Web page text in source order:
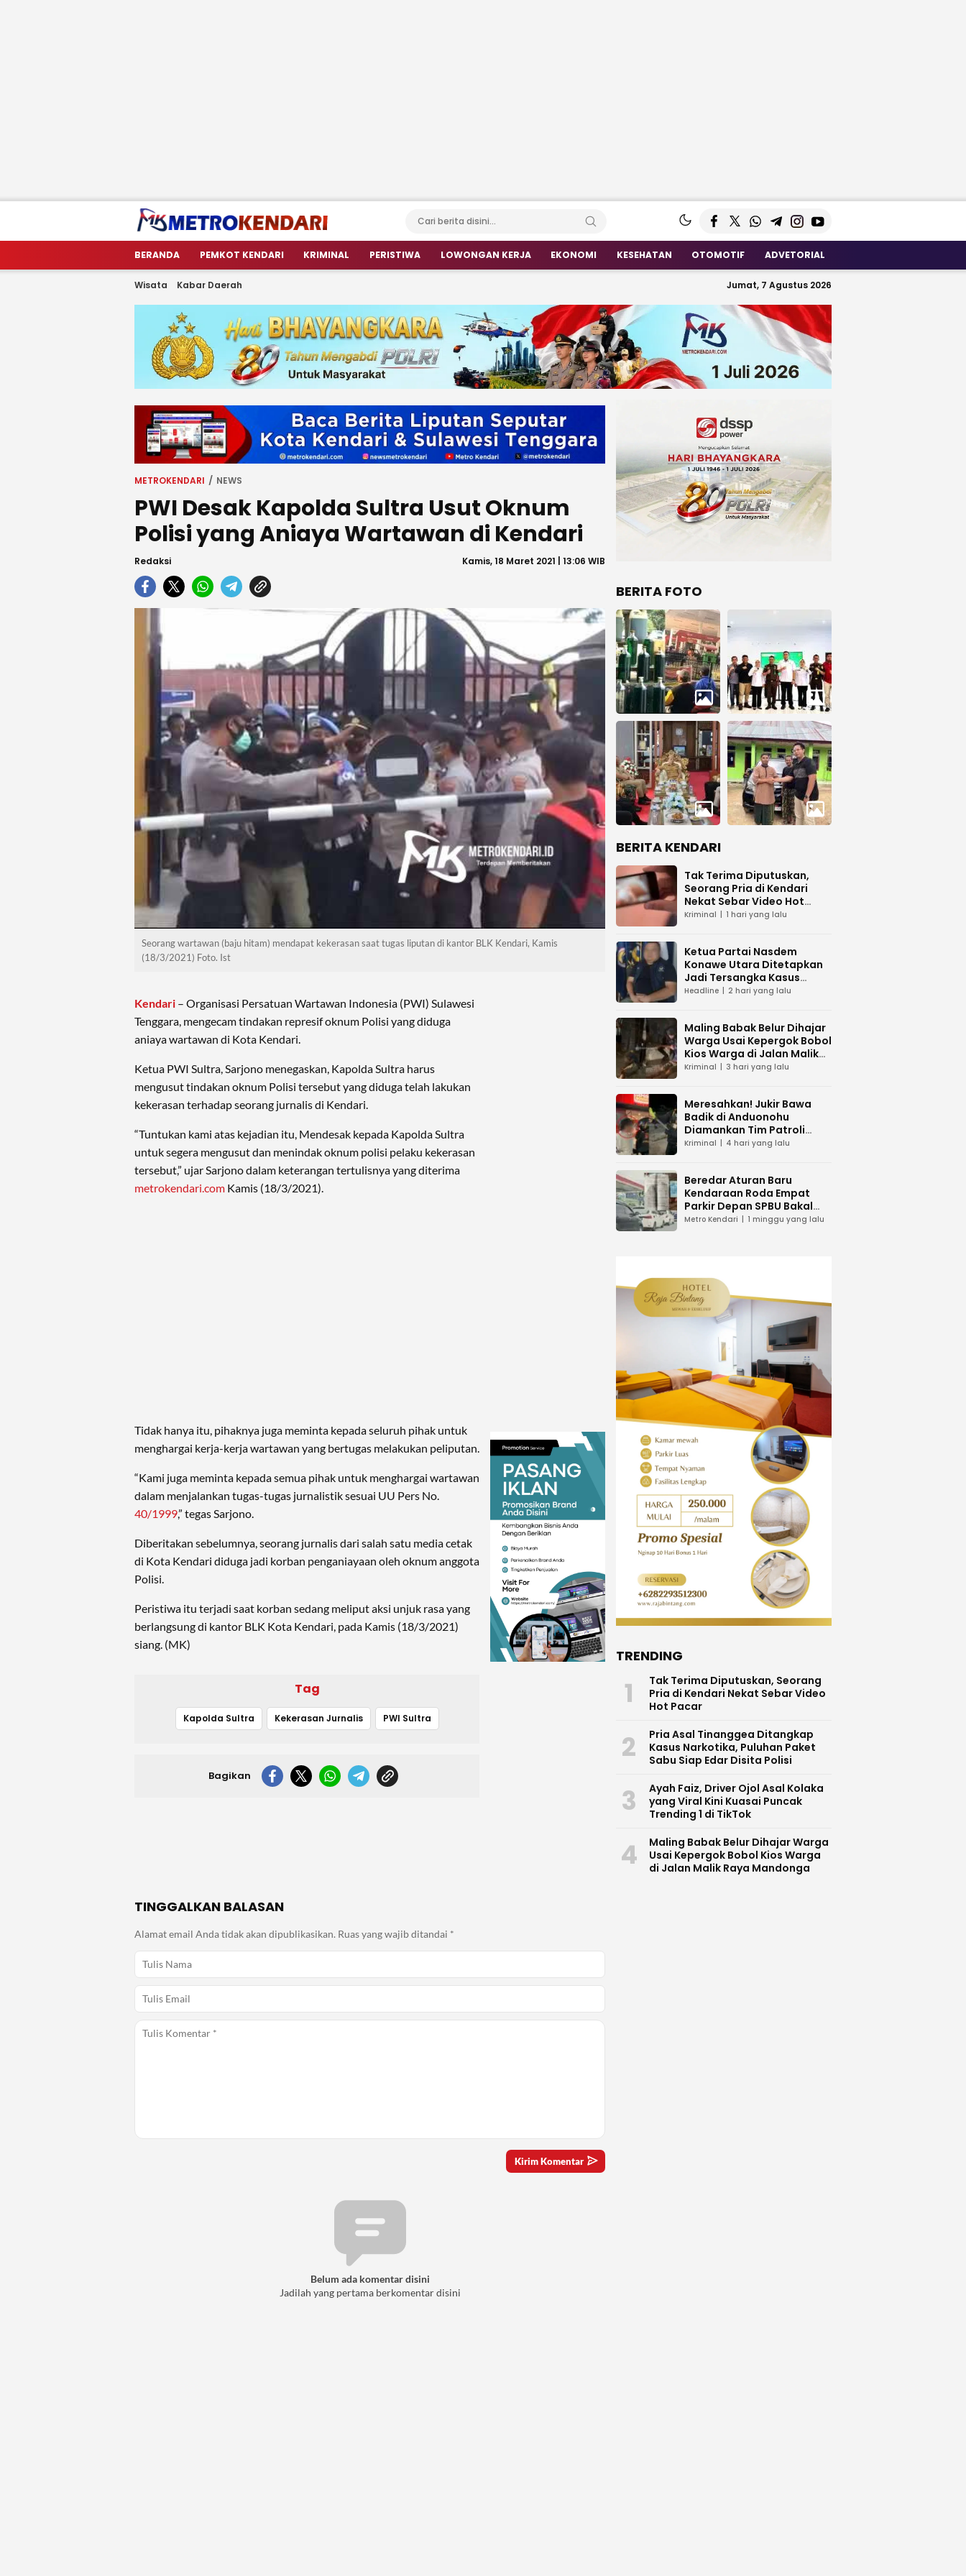
metrokendari
Berita Terkini Sulawesi Tenggara
BERANDA PEMKOT KENDARI KRIMINAL PERISTIWA LOWONGAN KERJA EKONOMI KESEHATAN OTOMOTIF ADVETORIAL
Wisata Kabar Daerah Jumat, 7 Agustus 2026
METROKENDARI NEWS
PWI Desak Kapolda Sultra Usut Oknum
Polisi yang Aniaya Wartawan di Kendari
Redaksi Kamis, 18 Maret 2021 | 13:06 WIB
Seorang wartawan (baju hitam) mendapat kekerasan saat tugas liputan di kantor BLK Kendari, Kamis
(18/3/2021) Foto. Ist
Kendari – Organisasi Persatuan Wartawan Indonesia (PWI) Sulawesi
Tenggara, mengecam tindakan represif oknum Polisi yang diduga
aniaya wartawan di Kota Kendari.
Ketua PWI Sultra, Sarjono menegaskan, Kapolda Sultra harus
mengusut tindakan oknum Polisi tersebut yang diduga telah lakukan
kekerasan terhadap seorang jurnalis di Kendari.
“Tuntukan kami atas kejadian itu, Mendesak kepada Kapolda Sultra
untuk segera mengusut dan menindak oknum polisi pelaku kekerasan
tersebut,” ujar Sarjono dalam keterangan tertulisnya yang diterima
metrokendari.com Kamis (18/3/2021).
Tidak hanya itu, pihaknya juga meminta kepada seluruh pihak untuk
menghargai kerja-kerja wartawan yang bertugas melakukan peliputan.
“Kami juga meminta kepada semua pihak untuk menghargai wartawan
dalam menjalankan tugas-tugas jurnalistik sesuai UU Pers No.
40/1999,” tegas Sarjono.
Diberitakan sebelumnya, seorang jurnalis dari salah satu media cetak
di Kota Kendari diduga jadi korban penganiayaan oleh oknum anggota
Polisi.
Peristiwa itu terjadi saat korban sedang meliput aksi unjuk rasa yang
berlangsung di kantor BLK Kota Kendari, pada Kamis (18/3/2021)
siang. (MK)
Tag
Kapolda Sultra Kekerasan Jurnalis PWI Sultra
Bagikan
TINGGALKAN BALASAN
Alamat email Anda tidak akan dipublikasikan. Ruas yang wajib ditandai *
Belum ada komentar disini
Jadilah yang pertama berkomentar disini
BERITA FOTO
BERITA KENDARI
Tak Terima Diputuskan,
Seorang Pria di Kendari
Nekat Sebar Video Hot
Pacar
Kriminal 1 hari yang lalu
Ketua Partai Nasdem
Konawe Utara Ditetapkan
Jadi Tersangka Kasus
Dugaan Penipuan
Headline 2 hari yang lalu
Maling Babak Belur Dihajar
Warga Usai Kepergok Bobol
Kios Warga di Jalan Malik
Raya Mandonga
Kriminal 3 hari yang lalu
Meresahkan! Jukir Bawa
Badik di Anduonohu
Diamankan Tim Patroli
Polresta Kendari
Kriminal 4 hari yang lalu
Beredar Aturan Baru
Kendaraan Roda Empat
Parkir Depan SPBU Bakal
Dikenakan Pungutan Karcis
Metro Kendari 1 minggu yang lalu
TRENDING
1
Tak Terima Diputuskan, Seorang
Pria di Kendari Nekat Sebar Video
Hot Pacar
2
Pria Asal Tinanggea Ditangkap
Kasus Narkotika, Puluhan Paket
Sabu Siap Edar Disita Polisi
3
Ayah Faiz, Driver Ojol Asal Kolaka
yang Viral Kini Kuasai Puncak
Trending 1 di TikTok
4
Maling Babak Belur Dihajar Warga
Usai Kepergok Bobol Kios Warga
di Jalan Malik Raya Mandonga